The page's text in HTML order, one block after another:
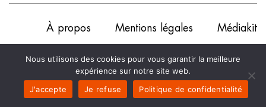
À propos Mentions légales Médiakit
Contact Politique de confidentialité
Nous utilisons des cookies pour vous garantir la meilleure
expérience sur notre site web.
J'accepte
Je refuse Politique de confidentialité